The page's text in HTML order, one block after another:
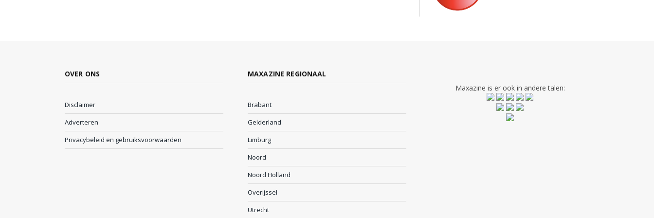
OVER ONS
Disclaimer
Adverteren
Privacybeleid en gebruiksvoorwaarden
MAXAZINE REGIONAAL
Brabant
Gelderland
Limburg
Noord
Noord Holland
Overijssel
Utrecht
Maxazine is er ook in andere talen: